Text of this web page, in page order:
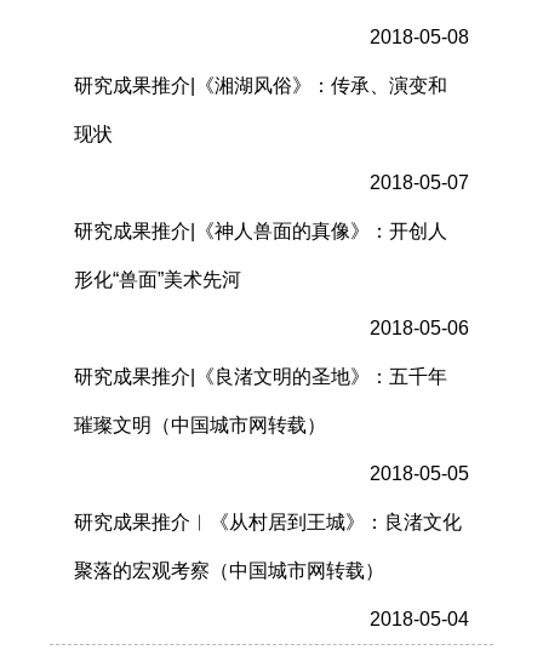
2018-05-08
研究成果推介|《湘湖风俗》：传承、演变和
现状
2018-05-07
研究成果推介|《神人兽面的真像》：开创人
形化“兽面”美术先河
2018-05-06
研究成果推介|《良渚文明的圣地》：五千年
璀璨文明（中国城市网转载）
2018-05-05
研究成果推介︱《从村居到王城》：良渚文化
聚落的宏观考察（中国城市网转载）
2018-05-04